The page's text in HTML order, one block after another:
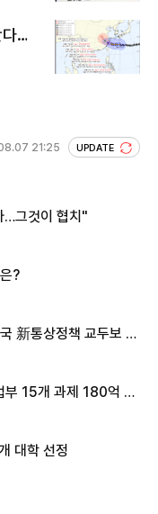
다…
21:25 UPDATE
…그것이 협치"
?
新통상정책 교두보 활
부 15개 과제 180억 지
대학 선정